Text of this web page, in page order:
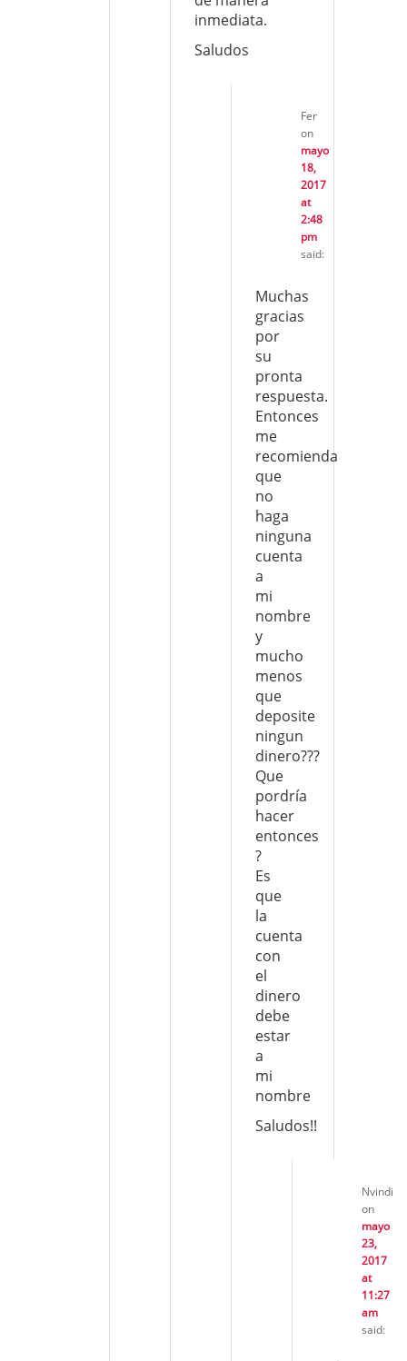
inmediata.
Saludos
Fer
on
mayo
18,
2017
at
2:48
pm
said:
Muchas
gracias
por
su
pronta
respuesta.
Entonces
me
recomienda
que
no
haga
ninguna
cuenta
a
mi
nombre
y
mucho
menos
que
deposite
ningun
dinero???
Que
pordría
hacer
entonces
?
Es
que
la
cuenta
con
el
dinero
debe
estar
a
mi
nombre
Saludos!!
Nvindi
on
mayo
23,
2017
at
11:27
am
said: